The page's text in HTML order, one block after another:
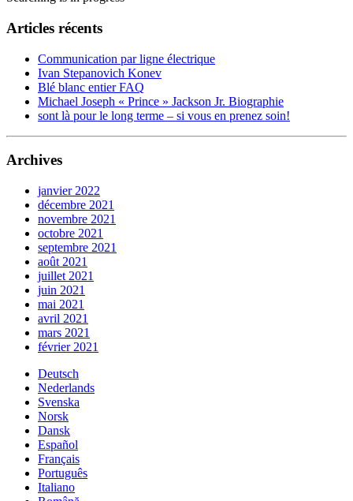
Articles récents
Communication par ligne électrique
Ivan Stepanovich Konev
Blé blanc entier FAQ
Michael Joseph « Prince » Jackson Jr. Biographie
sont là pour le long terme – si vous en prenez soin!
Archives
janvier 2022
décembre 2021
novembre 2021
octobre 2021
septembre 2021
août 2021
juillet 2021
juin 2021
mai 2021
avril 2021
mars 2021
février 2021
Deutsch
Nederlands
Svenska
Norsk
Dansk
Español
Français
Português
Italiano